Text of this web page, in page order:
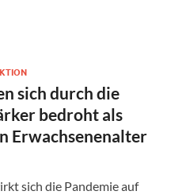
sich durch die
bedroht als
Erwachsenenalter
sich die Pandemie auf